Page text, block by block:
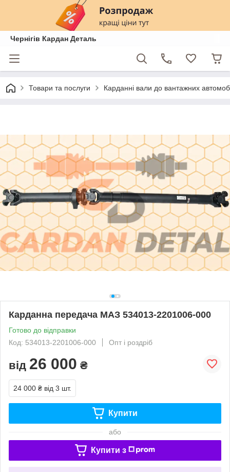
Чернігів Кардан Деталь
Товари та послуги Карданні вали до вантажних
Карданна передача МАЗ 534013-2201006-000
Готово до відправки
Код: 534013-2201006-000
Опт і роздріб
від 26 000 ₴
24 000 ₴ від 3 шт.
Купити
або
Купити з